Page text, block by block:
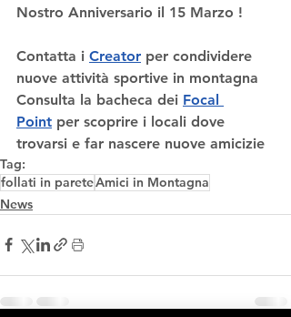
Nostro Anniversario il 15 Marzo !
Contatta i Creator per condividere
nuove attività sportive in montagna
Consulta la bacheca dei Focal
Point per scoprire i locali dove
trovarsi e far nascere nuove amicizie
Tag:
follati in pareteAmici in Montagna
News